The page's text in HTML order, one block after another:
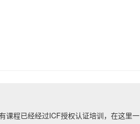
课程已经经过ICF授权认证培训，在这里一